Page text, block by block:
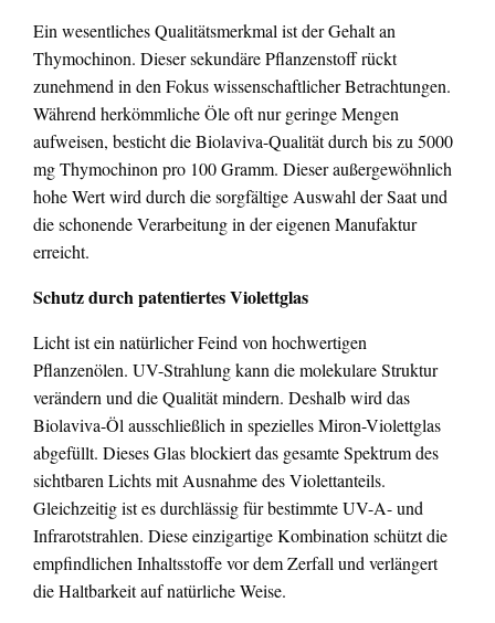
Ein wesentliches Qualitätsmerkmal ist der Gehalt an
Thymochinon. Dieser sekundäre Pflanzenstoff rückt
zunehmend in den Fokus wissenschaftlicher Betrachtungen.
Während herkömmliche Öle oft nur geringe Mengen
aufweisen, besticht die Biolaviva-Qualität durch bis zu 5000
mg Thymochinon pro 100 Gramm. Dieser außergewöhnlich
hohe Wert wird durch die sorgfältige Auswahl der Saat und
die schonende Verarbeitung in der eigenen Manufaktur
erreicht.
Schutz durch patentiertes Violettglas
Licht ist ein natürlicher Feind von hochwertigen
Pflanzenölen. UV-Strahlung kann die molekulare Struktur
verändern und die Qualität mindern. Deshalb wird das
Biolaviva-Öl ausschließlich in spezielles Miron-Violettglas
abgefüllt. Dieses Glas blockiert das gesamte Spektrum des
sichtbaren Lichts mit Ausnahme des Violettanteils.
Gleichzeitig ist es durchlässig für bestimmte UV-A- und
Infrarotstrahlen. Diese einzigartige Kombination schützt die
empfindlichen Inhaltsstoffe vor dem Zerfall und verlängert
die Haltbarkeit auf natürliche Weise.